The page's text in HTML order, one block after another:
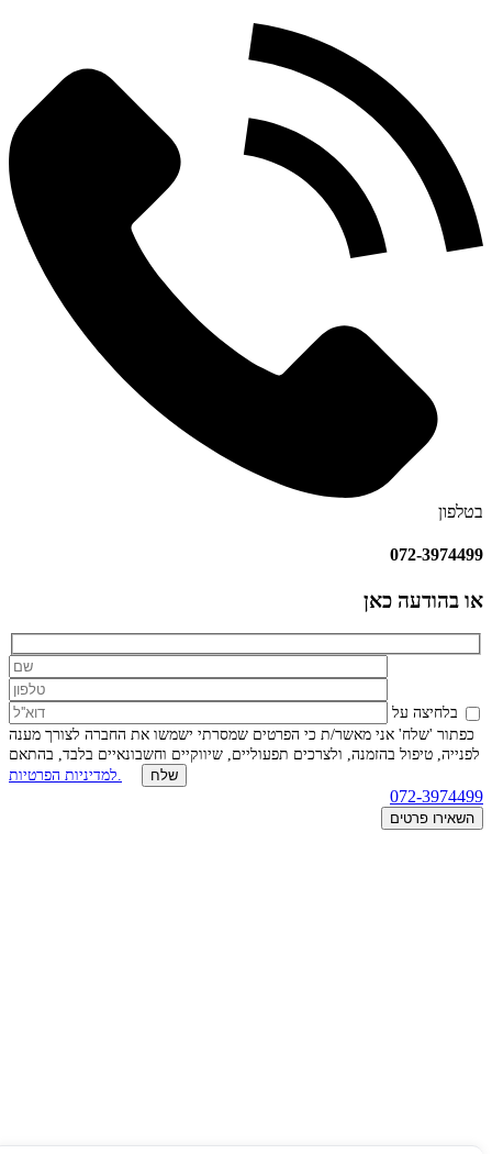
בטלפון
072-3974499
או בהודעה כאן
בלחיצה על
כפתור 'שלח' אני מאשר/ת כי הפרטים שמסרתי ישמשו את החברה לצורך מענה
לפנייה, טיפול בהזמנה, ולצרכים תפעוליים, שיווקיים וחשבונאיים בלבד, בהתאם
072-3974499
השאירו פרטים